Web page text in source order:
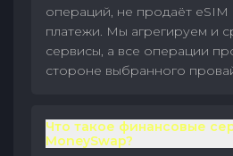
операций, не продаёт
платежи. Мы агрегируем и
сервисы, а все операции
стороне выбранного
Что такое финансовые
MoneySwap?